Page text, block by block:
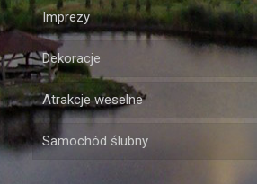
Imprezy
Dekoracje
Atrakcje weselne
Samochód ślubny